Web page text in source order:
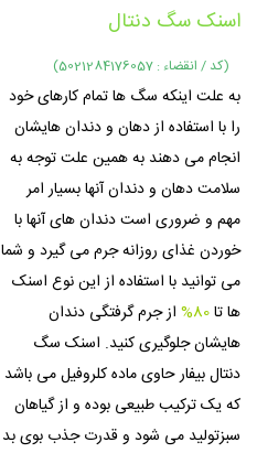
اسنک سگ دنتال
(کد / انقضاء : 5021284176057)
به علت اینکه سگ ها تمام کارهای خود
را با استفاده از دهان و دندان هایشان
انجام می دهند به همین علت توجه به
سلامت دهان و دندان آنها بسیار امر
مهم و ضروری است دندان های آنها با
خوردن غذای روزانه جرم می گیرد و شما
می توانید با استفاده از این نوع اسنک
ها تا80%
از جرم گرفتگی دندان
هایشان جلوگیری کنید. اسنک سگ
دنتال بیفار حاوی ماده کلروفیل می باشد
که یک ترکیب طبیعی بوده و از گیاهان
سبزتولید می شود و قدرت جذب بوی بد